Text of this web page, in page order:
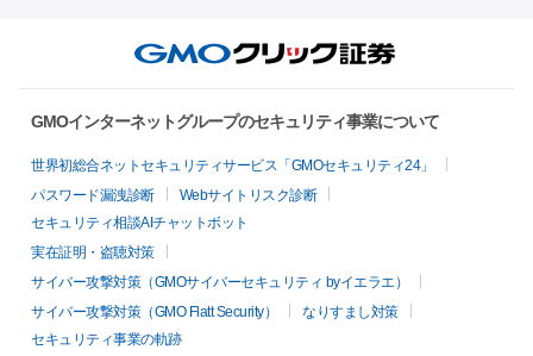
GMOインターネットグループのセキュリティ事業について
世界初総合ネットセキュリティサービス「GMOセキュリティ24」
パスワード漏洩診断
Webサイトリスク診断
セキュリティ相談AIチャットボット
実在証明・盗聴対策
サイバー攻撃対策（GMOサイバーセキュリティ byイエラエ）
サイバー攻撃対策（GMO Flatt Security）
なりすまし対策
セキュリティ事業の軌跡